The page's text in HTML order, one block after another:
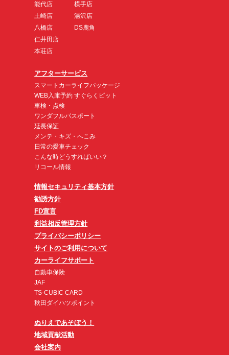
能代店
土崎店
八橋店
仁井田店
本荘店
横手店
湯沢店
DS鹿角
アフターサービス
スマートカーライフパッケージ
WEB入庫予約 すぐらくピット
車検・点検
ワンダフルパスポート
延長保証
メンテ・キズ・へこみ
日常の愛車チェック
こんな時どうすればいい？
リコール情報
情報セキュリティ基本方針
勧誘方針
FD宣言
利益相反管理方針
プライバシーポリシー
サイトのご利用について
カーライフサポート
自動車保険
JAF
TS-CUBIC CARD
秋田ダイハツポイント
ぬりえであそぼう！
地域貢献活動
会社案内